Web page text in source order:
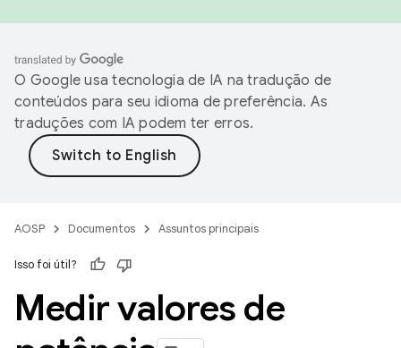
O Google usa tecnologia de IA na tradução de
conteúdos para seu idioma de preferência. As
traduções com IA podem ter erros.
AOSP Documentos Assuntos principais
Isso foi útil?
Medir valores de